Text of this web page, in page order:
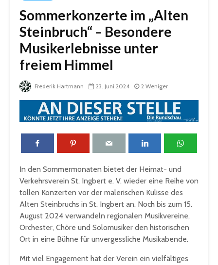
Sommerkonzerte im „Alten
Steinbruch“ – Besondere
Musikerlebnisse unter
freiem Himmel
Frederik Hartmann 23. Juni 2024 2 Weniger
In den Sommermonaten bietet der Heimat- und
Verkehrsverein St. Ingbert e. V. wieder eine Reihe von
tollen Konzerten vor der malerischen Kulisse des
Alten Steinbruchs in St. Ingbert an. Noch bis zum 15.
August 2024 verwandeln regionalen Musikvereine,
Orchester, Chöre und Solomusiker den historischen
Ort in eine Bühne für unvergessliche Musikabende.
Mit viel Engagement hat der Verein ein vielfältiges